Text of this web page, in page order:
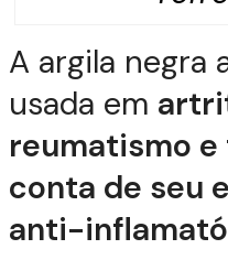
A argila negra
usada em
reumatismo
conta de seu
anti-